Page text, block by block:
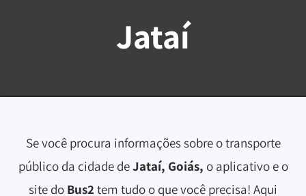
Jataí
Se você procura informações sobre o transporte
público da cidade deJataí, Goiás, o aplicativo e o
site do Bus2 tem tudo o que você precisa! Aqui